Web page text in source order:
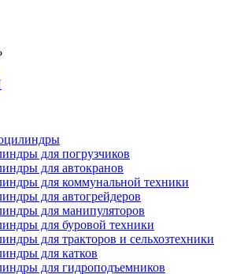
для погрузчиков
для автокранов
для коммунальной техники
для автогрейдеров
для манипуляторов
для буровой техники
для тракторов и сельхозтехники
для катков
для гидроподъемников